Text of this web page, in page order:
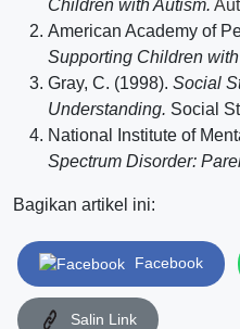
Children with Autism.
American Academy of
Supporting Children
Gray, C. (1998). Social
Understanding. Social
National Institute of
Spectrum Disorder:
Bagikan artikel ini:
Facebook
Salin Link